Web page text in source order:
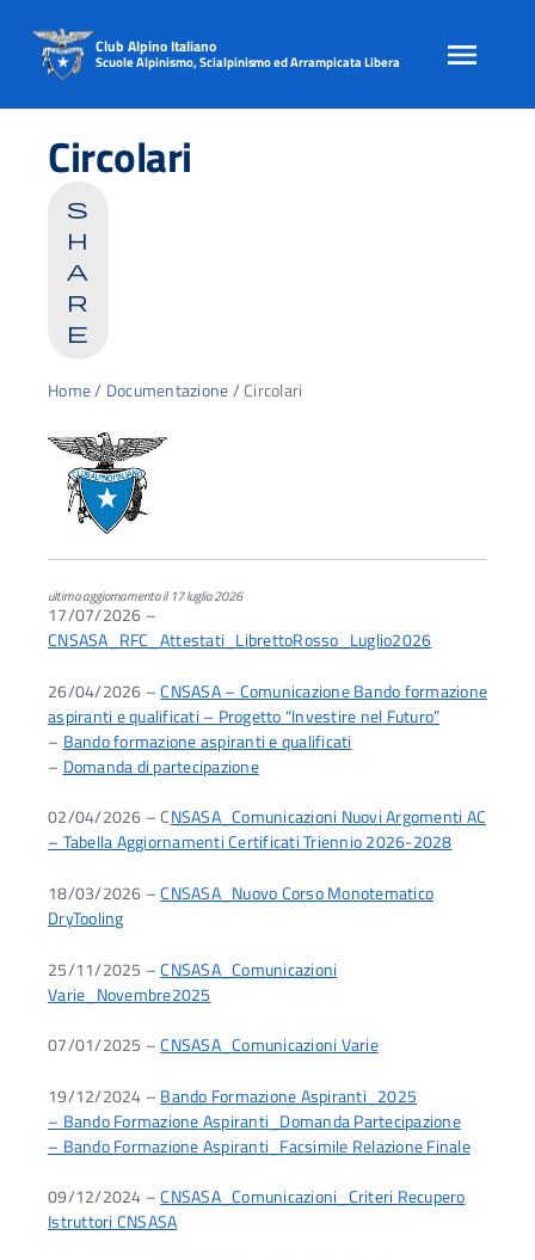
content
Club Alpino Italiano
Scuole Alpinismo, Scialpinismo ed Arrampicata Libera
Circolari
s
h
a
r
e
Home/ Documentazione/Circolari
ultimo aggiornamento il 17 luglio 2026
17/07/2026 –
CNSASA_RFC_Attestati_LibrettoRosso_Luglio2026
26/04/2026 –CNSASA – Comunicazione Bando formazione
aspiranti e qualificati – Progetto “Investire nel Futuro”
– Bando formazione aspiranti e qualificati
– Domanda di partecipazione
02/04/2026 – CNSASA_Comunicazioni Nuovi Argomenti AC
– Tabella Aggiornamenti Certificati Triennio 2026-2028
18/03/2026 –CNSASA_Nuovo Corso Monotematico
DryTooling
25/11/2025 –CNSASA_Comunicazioni
Varie_Novembre2025
07/01/2025 –CNSASA_Comunicazioni Varie
19/12/2024 – Bando Formazione Aspiranti_2025
– Bando Formazione Aspiranti_Domanda Partecipazione
– Bando Formazione Aspiranti_Facsimile Relazione Finale
09/12/2024 –CNSASA_Comunicazioni_Criteri Recupero
Istruttori CNSASA